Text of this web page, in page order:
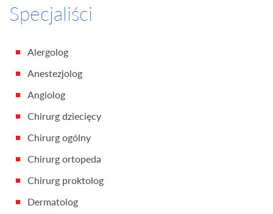
Specjaliści
Alergolog
Anestezjolog
Angiolog
Chirurg dziecięcy
Chirurg ogólny
Chirurg ortopeda
Chirurg proktolog
Dermatolog